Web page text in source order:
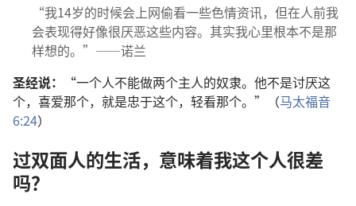
“我14岁的时候会上网偷看一些色情资讯，但在人前我
会表现得好像很厌恶这些内容。其实我心里根本不是那
样想的。”——诺兰
圣经说：
“一个人不能做两个主人的奴隶。他不是讨厌这
个，喜爱那个，就是忠于这个，轻看那个。”（马太福音
6:24）
过双面人的生活，意味着我这个人很差
吗？